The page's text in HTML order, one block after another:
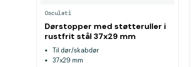
Osculati
Dørstopper med støtteruller i
rustfrit stål 37x29 mm
Til dør/skabdør
37x29 mm